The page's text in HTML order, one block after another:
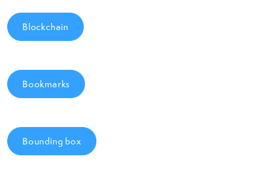
Blockchain
Bookmarks
Bounding box